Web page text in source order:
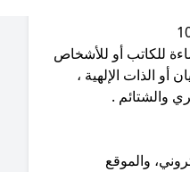
أو للأشخاص
الإلهية ،
.